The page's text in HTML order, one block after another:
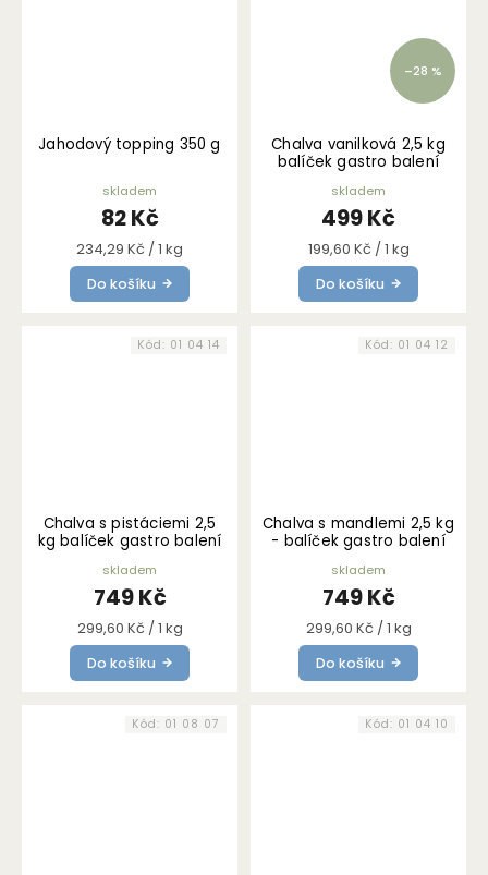
Jahodový topping 350 g
skladem
82 Kč
Měrná
cena:
234,29 Kč / 1 kg
Do košíku
–28 %
Chalva vanilková 2,5 kg
balíček gastro balení
skladem
499 Kč
Měrná
cena:
199,60 Kč / 1 kg
Do košíku
Chalva s pistáciemi 2,5
kg balíček gastro balení
skladem
749 Kč
Měrná
cena:
299,60 Kč / 1 kg
Do košíku
Kód: 01 04 14
Chalva s mandlemi 2,5 kg
- balíček gastro balení
skladem
749 Kč
Měrná
cena:
299,60 Kč / 1 kg
Do košíku
Kód: 01 04 12
Kód: 01 08 07 Kód: 01 04 10